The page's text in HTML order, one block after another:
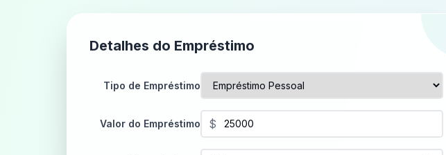
Detalhes do Empréstimo
Tipo de Empréstimo
Valor do Empréstimo $